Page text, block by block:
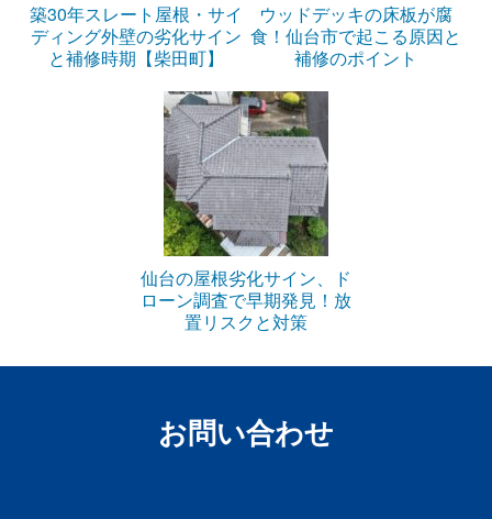
築30年スレート屋根・サイ
ディング外壁の劣化サイン
と補修時期【柴田町】
ウッドデッキの床板が腐
食！仙台市で起こる原因と
補修のポイント
仙台の屋根劣化サイン、ド
ローン調査で早期発見！放
置リスクと対策
お問い合わせ